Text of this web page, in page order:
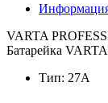
VARTA
Батарейка
Тип: 27A